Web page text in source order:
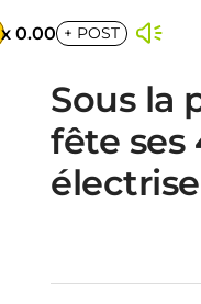
x 0.00 + POST
Sous la
fête ses